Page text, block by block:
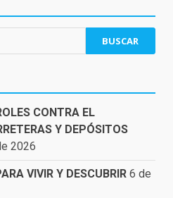
CONTRA EL
Y DEPÓSITOS
2026
VIVIR Y DESCUBRIR 6 de